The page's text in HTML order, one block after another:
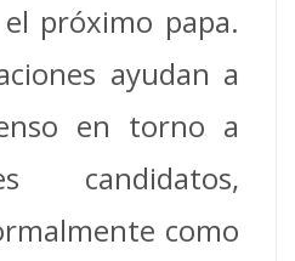
próximo papa.
ayudan a
en torno a
candidatos,
como